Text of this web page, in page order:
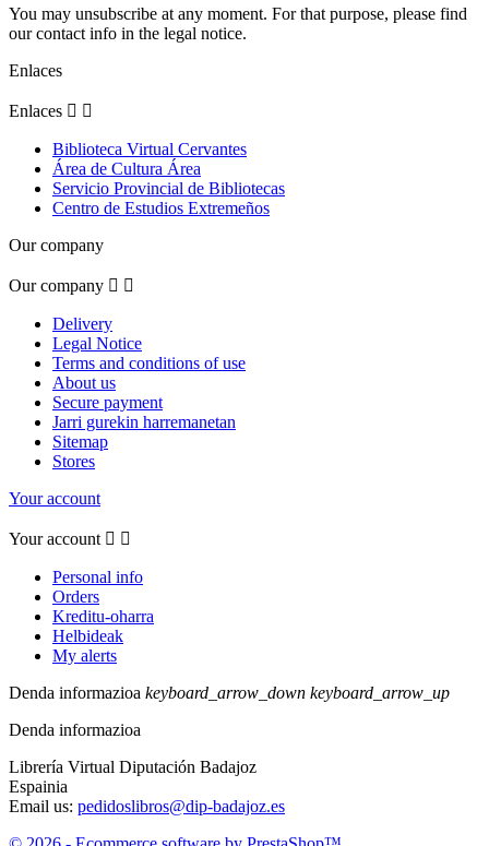
You may unsubscribe at any moment. For that purpose, please find
our contact info in the legal notice.
Enlaces
Enlaces  
Biblioteca Virtual Cervantes
Área de Cultura Área
Servicio Provincial de Bibliotecas
Centro de Estudios Extremeños
Our company
Our company  
Delivery
Legal Notice
Terms and conditions of use
About us
Secure payment
Jarri gurekin harremanetan
Sitemap
Stores
Your account
Your account  
Personal info
Orders
Kreditu-oharra
Helbideak
My alerts
Denda informazioa keyboard_arrow_down keyboard_arrow_up
Denda informazioa
Librería Virtual Diputación Badajoz
Espainia
Email us: pedidoslibros@dip-badajoz.es